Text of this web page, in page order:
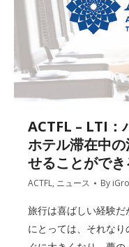
ACTFL – LTI：
ホテル滞在中
せることができ
ACTFL, ニュース By
旅行は喜ばしい経験
にとっては、それな